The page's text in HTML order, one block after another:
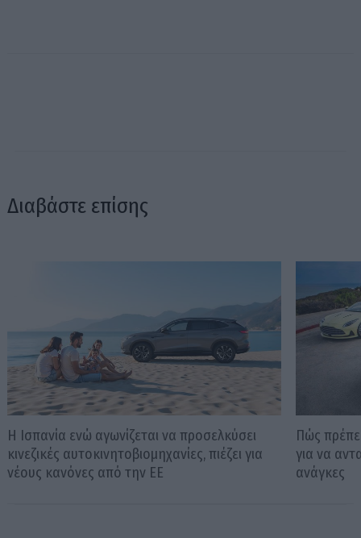
Διαβάστε επίσης
Η Ισπανία ενώ αγωνίζεται να προσελκύσει
κινεζικές αυτοκινητοβιομηχανίες, πιέζει για
νέους κανόνες από την ΕΕ
Πώς
για να
ανάγκες